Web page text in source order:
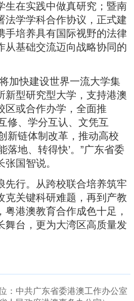
生在实践中做真研究；暨南
法学学科合作协议，正式建
手培养具有国际视野的法律
从基础交流迈向战略协同的
快建设世界一流大学集
新型研究型大学，支持港澳
区或合作办学，全面推
修、学分互认、文凭互
新链体制改革，推动高校
落地、转得快’。”广东省委
国智说。
行。从跨校联合培养筑牢
克关键科研难题，再到产教
港澳教育合作成色十足，
舞台，更为大湾区高质量发
：中共广东省委港澳工作办公室